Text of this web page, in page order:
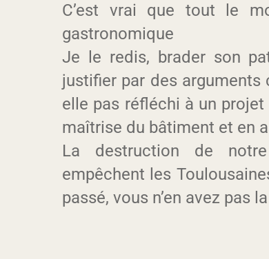
C’est vrai que tout le
gastronomique
Je le redis, brader son
justifier par des arguments
elle pas réfléchi à un
maîtrise du bâtiment et en
La destruction de
empêchent les
passé, vous n’en avez pas